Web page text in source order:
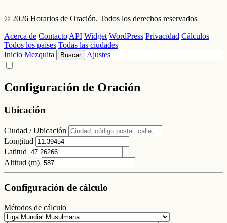
© 2026 Horarios de Oración. Todos los derechos reservados
Acerca de Contacto API Widget WordPress Privacidad Cálculos
Todos los países Todas las ciudades
Inicio Mezquita Buscar Ajustes
Configuración de Oración
Ubicación
Ciudad / Ubicación
Longitud
Latitud
Altitud (m)
Configuración de cálculo
Métodos de cálculo